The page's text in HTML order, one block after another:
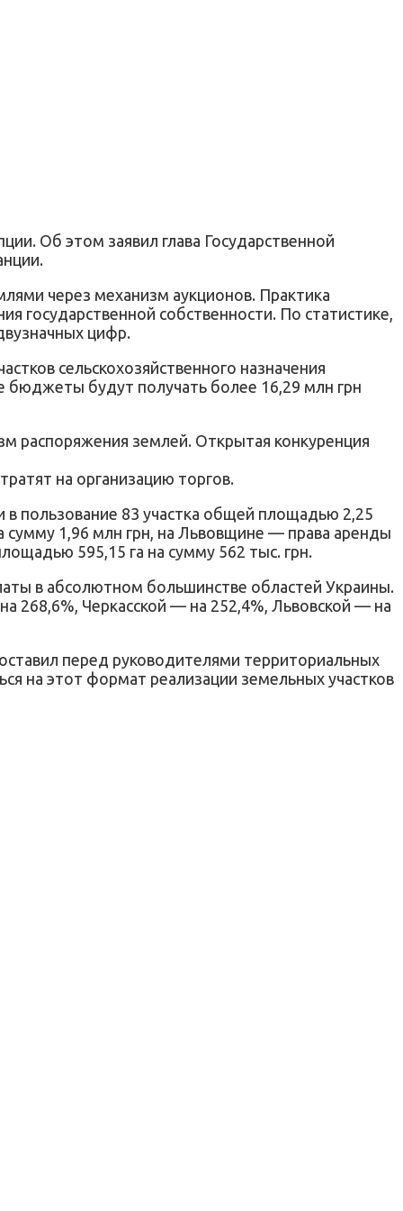
Об этом заявил глава Государственной
через механизм аукционов. Практика
государственной собственности. По статистике,
цифр.
сельскохозяйственного назначения
бюджеты будут получать более 16,29 млн грн
распоряжения землей. Открытая конкуренция
на организацию торгов.
пользование 83 участка общей площадью 2,25
сумму 1,96 млн грн, на Львовщине — права аренды
595,15 га на сумму 562 тыс. грн.
в абсолютном большинстве областей Украины.
268,6%, Черкасской — на 252,4%, Львовской — на
перед руководителями территориальных
на этот формат реализации земельных участков